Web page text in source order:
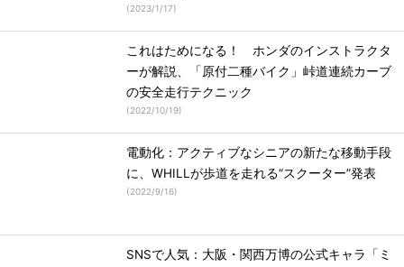
(2023/1/17)
これはためになる！ ホンダのインストラクタ
ーが解説、「原付二種バイク」峠道連続カーブ
の安全走行テクニック
(2022/10/19)
電動化：アクティブなシニアの新たな移動手段
に、WHILLが歩道を走れる“スクーター”発表
(2022/9/16)
SNSで人気：大阪・関西万博の公式キャラ「ミ